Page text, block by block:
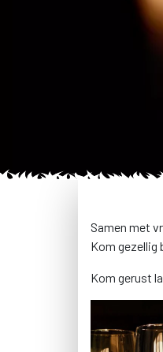
Samen met
Kom gezellig
Kom gerust